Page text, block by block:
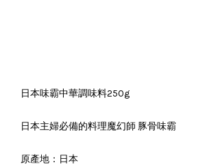
日本味霸中華調味料250g
日本主婦必備的料理魔幻師 豚骨味霸
原產地：日本